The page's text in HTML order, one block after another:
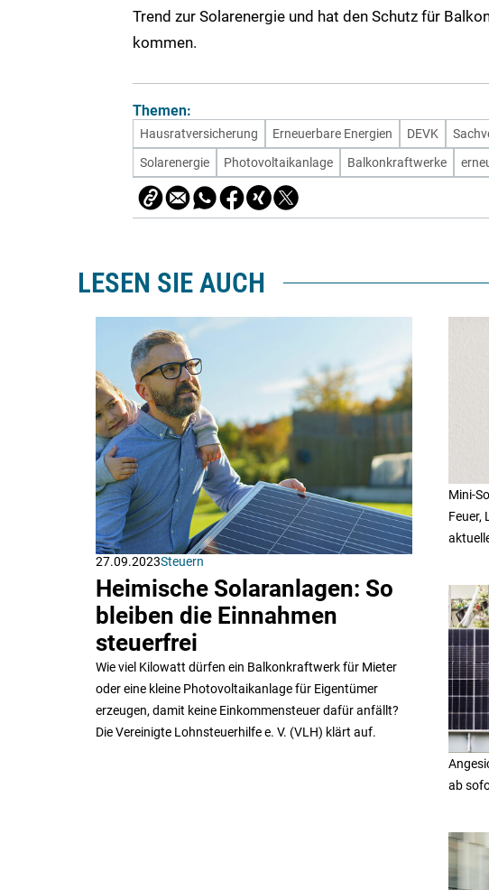
Trend zur Solarenergie und hat den Schutz für
kommen.
Themen:
Hausratversicherung Erneuerbare Energien DEVK
Solarenergie
Photovoltaikanlage Balkonkraftwerke
LESEN SIE AUCH
27.09.2023Steuern
Heimische Solaranlagen: So
bleiben die Einnahmen
steuerfrei
Wie viel Kilowatt dürfen ein Balkonkraftwerk für Mieter
oder eine kleine Photovoltaikanlage für Eigentümer
erzeugen, damit keine Einkommensteuer dafür anfällt?
Die Vereinigte Lohnsteuerhilfe e. V. (VLH) klärt auf.
Mini-
Feuer,
ab